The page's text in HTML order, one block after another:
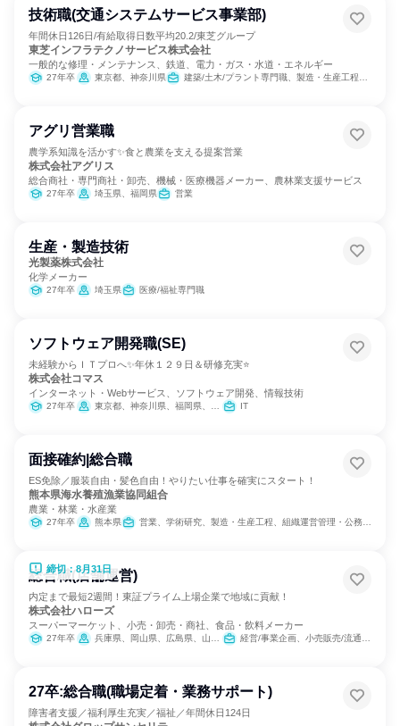
技術職(交通システムサービス事業部)
年間休日126日/有給取得日数平均20.2/東芝グループ
東芝インフラテクノサービス株式会社
一般的な修理・メンテナンス、鉄道、電力・ガス・水道・エネルギー
27年卒 東京都、神奈川県 建築/土木/プラント専門職、製造・生産工程、営業
アグリ営業職
農学系知識を活かす✨食と農業を支える提案営業
株式会社アグリス
総合商社・専門商社・卸売、機械・医療機器メーカー、農林業支援サービス
27年卒 埼玉県、福岡県 営業
生産・製造技術
光製薬株式会社
化学メーカー
27年卒 埼玉県 医療/福祉専門職
ソフトウェア開発職(SE)
未経験からＩＴプロへ✨年休１２９日＆研修充実⭐
株式会社コマス
インターネット・Webサービス、ソフトウェア開発、情報技術
27年卒 東京都、神奈川県、福岡県、沖縄県 IT
面接確約|総合職
ES免除／服装自由・髪色自由！やりたい仕事を確実にスタート！
熊本県海水養殖漁業協同組合
農業・林業・水産業
27年卒 熊本県 営業、学術研究、製造・生産工程、組織運営管理・公務員・事務系職種
締切：8月31日
総合職(店舗運営)
内定まで最短2週間！東証プライム上場企業で地域に貢献！
株式会社ハローズ
スーパーマーケット、小売・卸売・商社、食品・飲料メーカー
27年卒 兵庫県、岡山県、広島県、山口県、徳島県、香川県、愛媛県 経営/事業企画、小売販売/流通、SCM/生産管理/購買/物流
27卒:総合職(職場定着・業務サポート)
障害者支援／福利厚生充実／福祉／年間休日124日